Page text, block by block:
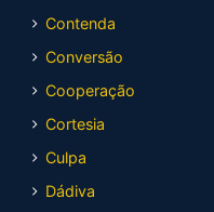
Contenda
Conversão
Cooperação
Cortesia
Culpa
Dádiva